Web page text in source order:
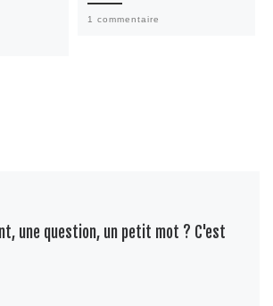
1 commentaire
une question, un petit mot ? C'est